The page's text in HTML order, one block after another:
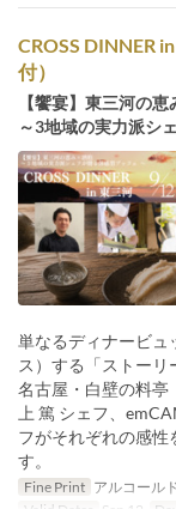
CROSS DINNER
付）
【饗宴】東三河の
～3地域の実力派シ
単なるディナービュ
ス）する「ストーリ
名古屋・白壁の料亭
上 篤 シェフ、
フがそれぞれの感性
す。
Fine Print アルコール